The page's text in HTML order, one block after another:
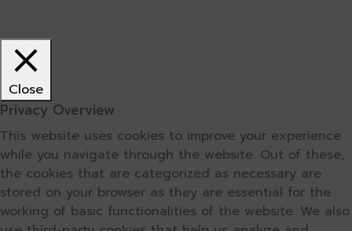
Close
Privacy Overview
This website uses cookies to improve your experience
while you navigate through the website. Out of these,
the cookies that are categorized as necessary are
stored on your browser as they are essential for the
working of basic functionalities of the website. We also